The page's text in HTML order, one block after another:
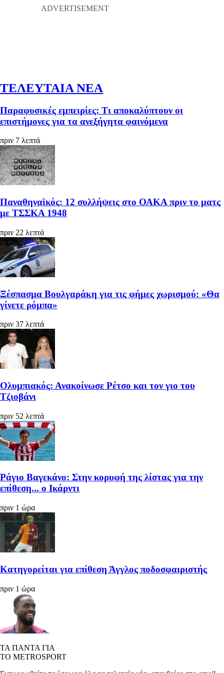
ΤΕΛΕΥΤΑΙΑ ΝΕΑ
Παραφυσικές εμπειρίες: Τι αποκαλύπτουν οι
επιστήμονες για τα ανεξήγητα φαινόμενα
πριν 7 λεπτά
Παναθηναϊκός: 12 συλλήψεις στο ΟΑΚΑ πριν το ματς
με ΤΣΣΚΑ 1948
πριν 22 λεπτά
Ξέσπασμα Βουλγαράκη για τις φήμες χωρισμού: «Θα
γίνετε ρόμπα»
πριν 37 λεπτά
Ολυμπιακός: Ανακοίνωσε Ρέτσο και τον γιο του
Τζιοβάνι
πριν 52 λεπτά
Ράγιο Βαγεκάνο: Στην κορυφή της λίστας για την
επίθεση... ο Ικάρντι
πριν 1 ώρα
Κατηγορείται για επίθεση Άγγλος ποδοσφαιριστής
πριν 1 ώρα
ΤΑ ΠΑΝΤΑ ΓΙΑ
ΤΟ METROSPORT